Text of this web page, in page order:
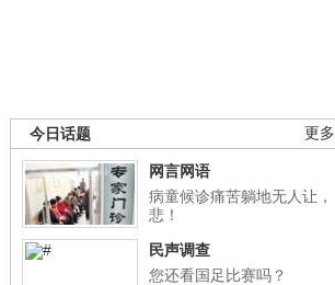
更多
今日话题
网言网语
病童候诊痛苦躺地无人让，
悲！
民声调查
您还看国足比赛吗？